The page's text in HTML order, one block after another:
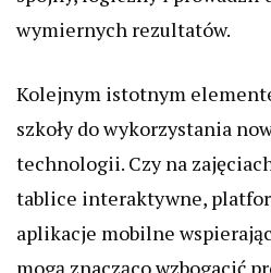
wymiernych rezultatów.
Kolejnym istotnym
szkoły do wykorzystania
technologii. Czy na
tablice interaktywne,
aplikacje mobilne
mogą znacząco wzbogacić